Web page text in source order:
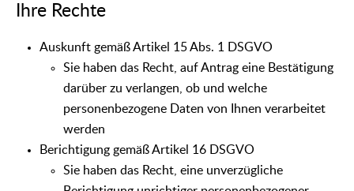
Ihre Rechte
Auskunft gemäß Artikel 15 Abs. 1 DSGVO
Sie haben das Recht, auf Antrag eine Bestätigung
darüber zu verlangen, ob und welche
personenbezogene Daten von Ihnen verarbeitet
werden
Berichtigung gemäß Artikel 16 DSGVO
Sie haben das Recht, eine unverzügliche